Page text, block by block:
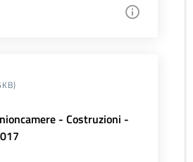
- Costruzioni -